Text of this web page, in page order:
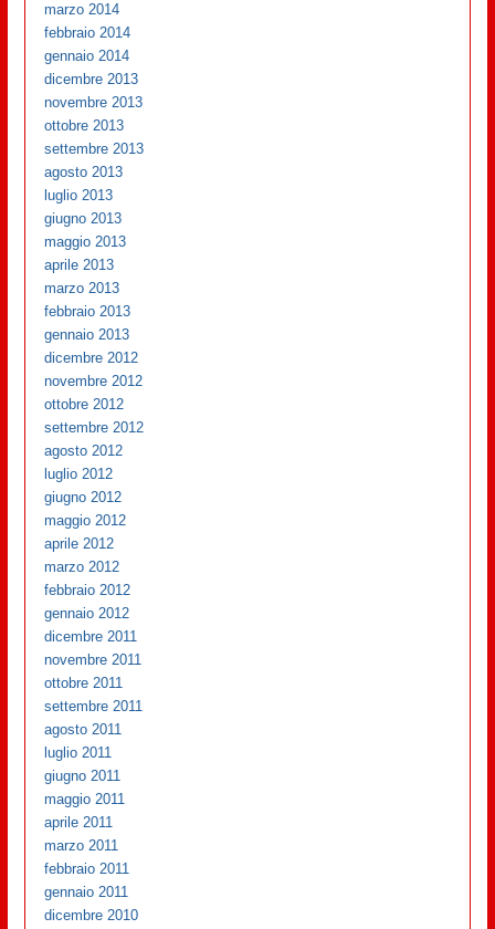
marzo 2014
febbraio 2014
gennaio 2014
dicembre 2013
novembre 2013
ottobre 2013
settembre 2013
agosto 2013
luglio 2013
giugno 2013
maggio 2013
aprile 2013
marzo 2013
febbraio 2013
gennaio 2013
dicembre 2012
novembre 2012
ottobre 2012
settembre 2012
agosto 2012
luglio 2012
giugno 2012
maggio 2012
aprile 2012
marzo 2012
febbraio 2012
gennaio 2012
dicembre 2011
novembre 2011
ottobre 2011
settembre 2011
agosto 2011
luglio 2011
giugno 2011
maggio 2011
aprile 2011
marzo 2011
febbraio 2011
gennaio 2011
dicembre 2010